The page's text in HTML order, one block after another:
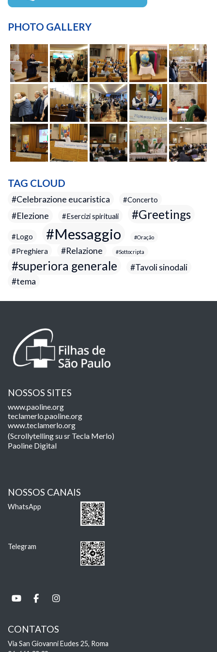
PHOTO GALLERY
TAG CLOUD
Celebrazione eucaristica Concerto
Elezione Esercizi spirituali Greetings
Logo Messaggio Oração
Preghiera Relazione Sottocripta
superiora generale
Tavoli sinodali
tema
NOSSOS SITES
www.paoline.org
teclamerlo.paoline.org
www.teclamerlo.org
(Scrollytelling su sr Tecla Merlo)
Paoline Digital
NOSSOS CANAIS
WhatsApp
Telegram
CONTATOS
Via San Giovanni Eudes 25, Roma